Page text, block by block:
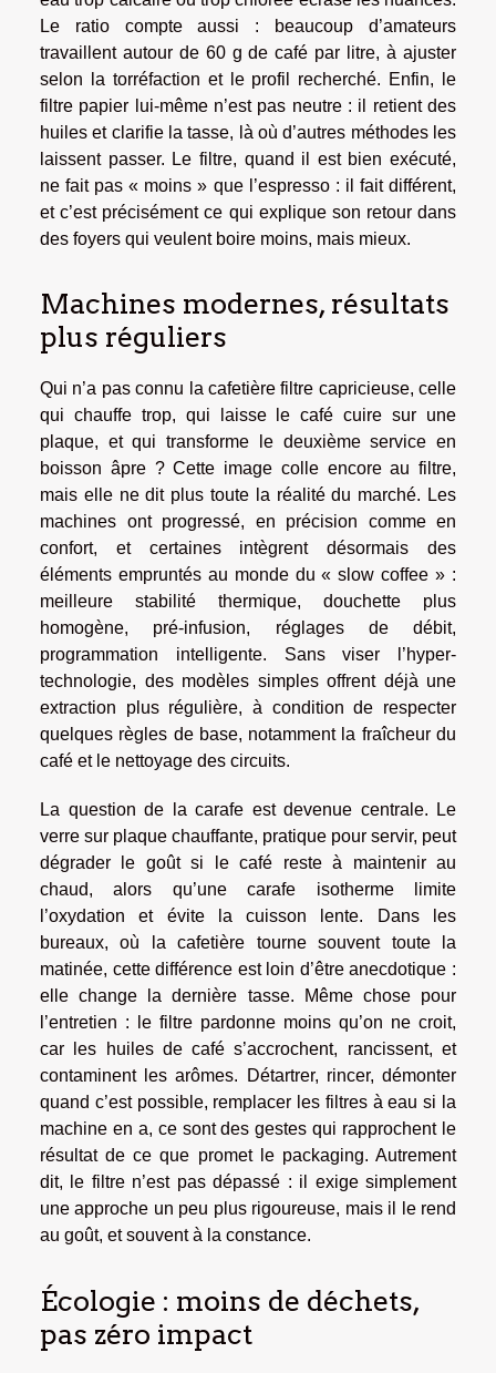
Le ratio compte aussi : beaucoup d’amateurs
travaillent autour de 60 g de café par litre, à ajuster
selon la torréfaction et le profil recherché. Enfin, le
filtre papier lui-même n’est pas neutre : il retient des
huiles et clarifie la tasse, là où d’autres méthodes les
laissent passer. Le filtre, quand il est bien exécuté,
ne fait pas « moins » que l’espresso : il fait différent,
et c’est précisément ce qui explique son retour dans
des foyers qui veulent boire moins, mais mieux.
Machines modernes, résultats
plus réguliers
Qui n’a pas connu la cafetière filtre capricieuse, celle
qui chauffe trop, qui laisse le café cuire sur une
plaque, et qui transforme le deuxième service en
boisson âpre ? Cette image colle encore au filtre,
mais elle ne dit plus toute la réalité du marché. Les
machines ont progressé, en précision comme en
confort, et certaines intègrent désormais des
éléments empruntés au monde du « slow coffee » :
meilleure stabilité thermique, douchette plus
homogène, pré-infusion, réglages de débit,
programmation intelligente. Sans viser l’hyper-
technologie, des modèles simples offrent déjà une
extraction plus régulière, à condition de respecter
quelques règles de base, notamment la fraîcheur du
café et le nettoyage des circuits.
La question de la carafe est devenue centrale. Le
verre sur plaque chauffante, pratique pour servir, peut
dégrader le goût si le café reste à maintenir au
chaud, alors qu’une carafe isotherme limite
l’oxydation et évite la cuisson lente. Dans les
bureaux, où la cafetière tourne souvent toute la
matinée, cette différence est loin d’être anecdotique :
elle change la dernière tasse. Même chose pour
l’entretien : le filtre pardonne moins qu’on ne croit,
car les huiles de café s’accrochent, rancissent, et
contaminent les arômes. Détartrer, rincer, démonter
quand c’est possible, remplacer les filtres à eau si la
machine en a, ce sont des gestes qui rapprochent le
résultat de ce que promet le packaging. Autrement
dit, le filtre n’est pas dépassé : il exige simplement
une approche un peu plus rigoureuse, mais il le rend
au goût, et souvent à la constance.
Écologie : moins de déchets,
pas zéro impact